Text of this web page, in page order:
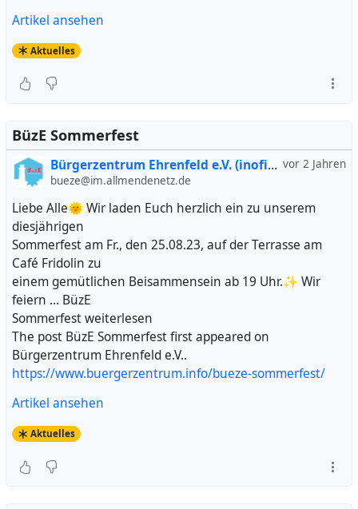
Artikel ansehen
Aktuelles
BüzE Sommerfest
vor 2 Jahren
Bürgerzentrum Ehrenfeld e.V. (inofiziell)
bueze@im.allmendenetz.de
Liebe Alle🌞 Wir laden Euch herzlich ein zu unserem
diesjährigen
Sommerfest am Fr., den 25.08.23, auf der Terrasse am
Café Fridolin zu
einem gemütlichen Beisammensein ab 19 Uhr.✨ Wir
feiern … BüzE
Sommerfest weiterlesen
The post BüzE Sommerfest first appeared on
Bürgerzentrum Ehrenfeld e.V..
https://www.buergerzentrum.info/bueze-sommerfest/
Artikel ansehen
Aktuelles